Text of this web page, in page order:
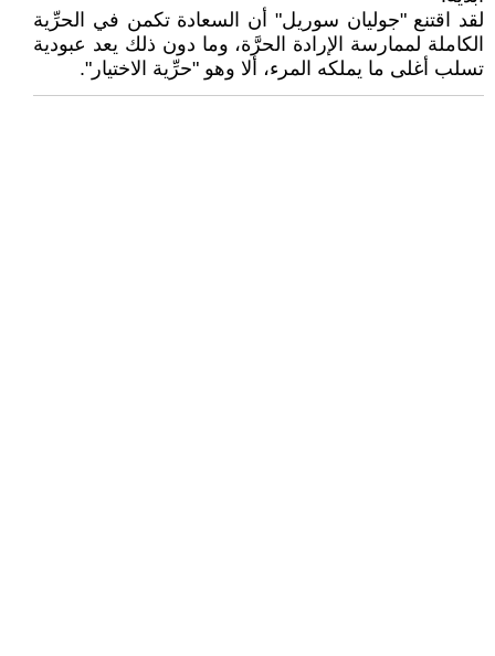
لقد اقتنع "جوليان سوريل" أن السعادة تكمن في الحرِّية
الكاملة لممارسة الإرادة الحرَّة، وما دون ذلك يعد عبودية
تسلب أغلى ما يملكه المرء، ألا وهو "حرِّية الاختيار".